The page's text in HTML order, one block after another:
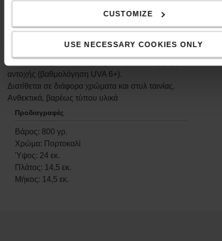
CUSTOMIZE
USE NECESSARY COOKIES ONLY
Περιέχει 9 μέτρα υψηλής ορατότητας, αναδιπλούμενη
ταινία από ύφασμα.
αντοχής (βαθμολόγηση UVA 6+).
Διατίθεται σε διάφορα χρώματα και στυλ ταινίας.
Ανθεκτικά, βαρέως τύπου υλικά
Προδιαγραφές
Βάρος: 800 γρ.
Χρώμα: Πορτοκαλί
Ύψος: 24 εκ.
Πλάτος: 14,5 εκ.
Μήκος: 14,5 εκ.